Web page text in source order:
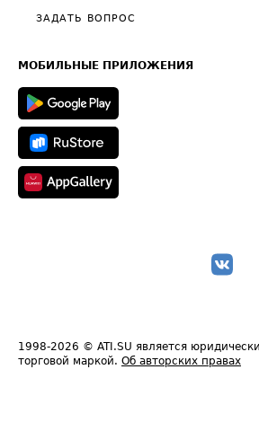
Общие положения
Полезное по перевозкам
Техническая информация
ЗАДАТЬ ВОПРОС
МОБИЛЬНЫЕ ПРИЛОЖЕНИЯ
1998-2026 © ATI.SU является
торговой маркой. Об авторских правах